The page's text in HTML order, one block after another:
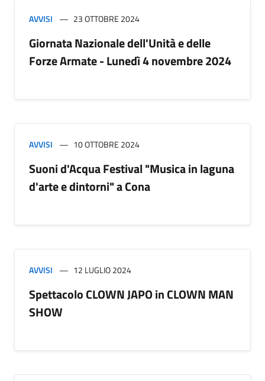
AVVISI 23 OTTOBRE 2024
Giornata Nazionale dell'Unità e delle
Forze Armate - Lunedì 4 novembre 2024
AVVISI 10 OTTOBRE 2024
Suoni d'Acqua Festival "Musica in laguna
d'arte e dintorni" a Cona
AVVISI 12 LUGLIO 2024
Spettacolo CLOWN JAPO in CLOWN MAN
SHOW